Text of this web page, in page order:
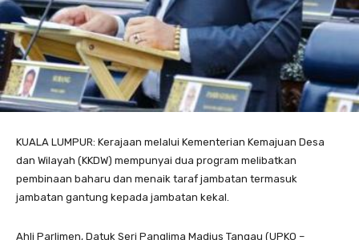
KUALA LUMPUR: Kerajaan melalui Kementerian Kemajuan Desa
dan Wilayah (KKDW) mempunyai dua program melibatkan
pembinaan baharu dan menaik taraf jambatan termasuk
jambatan gantung kepada jambatan kekal.
Ahli Parlimen, Datuk Seri Panglima Madius Tangau (UPKO –